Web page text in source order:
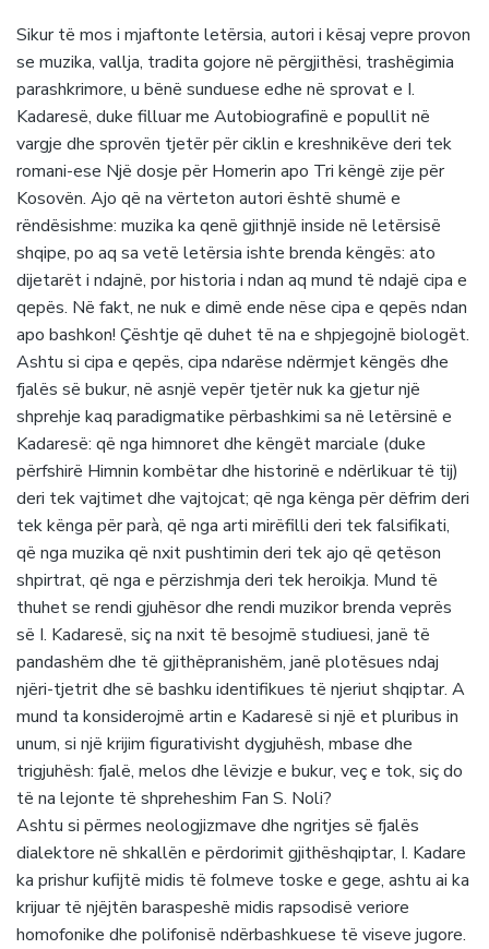
Sikur të mos i mjaftonte letërsia, autori i kësaj vepre provon
se muzika, vallja, tradita gojore në përgjithësi, trashëgimia
parashkrimore, u bënë sunduese edhe në sprovat e I.
Kadaresë, duke filluar me Autobiografinë e popullit në
vargje dhe sprovën tjetër për ciklin e kreshnikëve deri tek
romani-ese Një dosje për Homerin apo Tri këngë zije për
Kosovën. Ajo që na vërteton autori është shumë e
rëndësishme: muzika ka qenë gjithnjë inside në letërsisë
shqipe, po aq sa vetë letërsia ishte brenda këngës: ato
dijetarët i ndajnë, por historia i ndan aq mund të ndajë cipa e
qepës. Në fakt, ne nuk e dimë ende nëse cipa e qepës ndan
apo bashkon! Çështje që duhet të na e shpjegojnë biologët.
Ashtu si cipa e qepës, cipa ndarëse ndërmjet këngës dhe
fjalës së bukur, në asnjë vepër tjetër nuk ka gjetur një
shprehje kaq paradigmatike përbashkimi sa në letërsinë e
Kadaresë: që nga himnoret dhe këngët marciale (duke
përfshirë Himnin kombëtar dhe historinë e ndërlikuar të tij)
deri tek vajtimet dhe vajtojcat; që nga kënga për dëfrim deri
tek kënga për parà, që nga arti mirëfilli deri tek falsifikati,
që nga muzika që nxit pushtimin deri tek ajo që qetëson
shpirtrat, që nga e përzishmja deri tek heroikja. Mund të
thuhet se rendi gjuhësor dhe rendi muzikor brenda veprës
së I. Kadaresë, siç na nxit të besojmë studiuesi, janë të
pandashëm dhe të gjithëpranishëm, janë plotësues ndaj
njëri-tjetrit dhe së bashku identifikues të njeriut shqiptar. A
mund ta konsiderojmë artin e Kadaresë si një et pluribus in
unum, si një krijim figurativisht dygjuhësh, mbase dhe
trigjuhësh: fjalë, melos dhe lëvizje e bukur, veç e tok, siç do
të na lejonte të shpreheshim Fan S. Noli?
Ashtu si përmes neologjizmave dhe ngritjes së fjalës
dialektore në shkallën e përdorimit gjithëshqiptar, I. Kadare
ka prishur kufijtë midis të folmeve toske e gege, ashtu ai ka
krijuar të njëjtën baraspeshë midis rapsodisë veriore
homofonike dhe polifonisë ndërbashkuese të viseve jugore.